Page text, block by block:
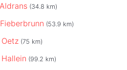
(34.8 km)
(53.9 km)
(75 km)
(99.2 km)